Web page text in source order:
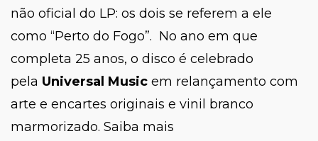
não oficial do LP: os dois se referem a ele
como “Perto do Fogo”. No ano em que
completa 25 anos, o disco é celebrado
pela Universal Music em relançamento com
arte e encartes originais e vinil branco
marmorizado. Saiba mais